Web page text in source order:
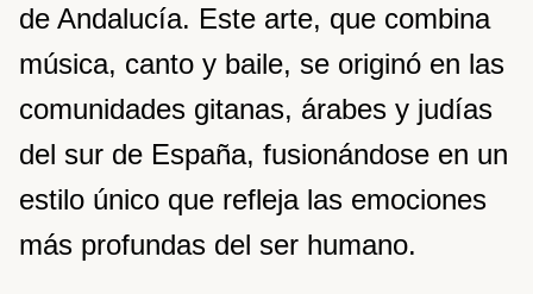
de Andalucía. Este arte, que combina
música, canto y baile, se originó en las
comunidades gitanas, árabes y judías
del sur de España, fusionándose en un
estilo único que refleja las emociones
más profundas del ser humano.